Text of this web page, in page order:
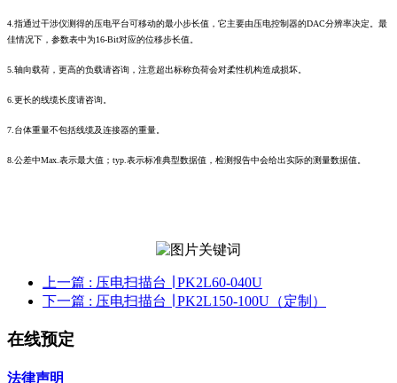
4.指通过干涉仪测得的压电平台可移动的最小步长值，它主要由压电控制器的DAC分辨率决定。最
佳情况下，参数表中为16-Bit对应的位移步长值。
5.轴向载荷，更高的负载请咨询，注意超出标称负荷会对柔性机构造成损坏。
6.更长的线缆长度请咨询。
7.台体重量不包括线缆及连接器的重量。
8.公差中Max.表示最大值；typ.表示标准典型数据值，检测报告中会给出实际的测量数据值。
上一篇 : 压电扫描台 ∣ PK2L60-040U
下一篇 : 压电扫描台 ∣ PK2L150-100U（定制）
在线预定
法律声明